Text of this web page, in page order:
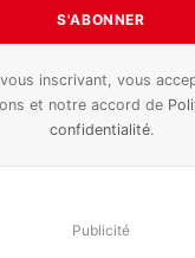
inscrivant, vous
et notre accord de
confidentialité.
Publicité